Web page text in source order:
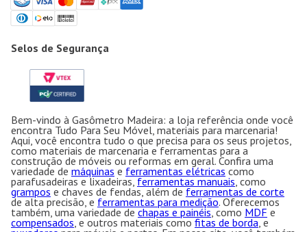
Selos de Segurança
Bem-vindo à Gasômetro Madeira: a loja referência onde você
encontra Tudo Para Seu Móvel, materiais para marcenaria!
Aqui, você encontra tudo o que precisa para os seus projetos,
como materiais de marcenaria e ferramentas para a
construção de móveis ou reformas em geral. Confira uma
variedade de máquinas e ferramentas elétricas como
parafusadeiras e lixadeiras,ferramentas manuais , como
grampos e chaves de fendas, além deferramentas de corte
de alta precisão, e ferramentas para medição. Oferecemos
também, uma variedade dechapas e painéis, como MDF e
compensados , e outros materiais comofitas de borda, e